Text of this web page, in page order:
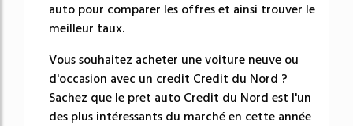
auto pour comparer les offres et ainsi trouver le
meilleur taux.
Vous souhaitez acheter une voiture neuve ou
d'occasion avec un credit Credit du Nord ?
Sachez que le pret auto Credit du Nord est l'un
des plus intéressants du marché en cette année